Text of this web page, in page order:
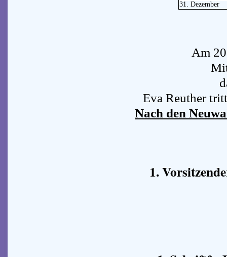
31. Dezember
Am
Eva Reuther
Nach den
1.